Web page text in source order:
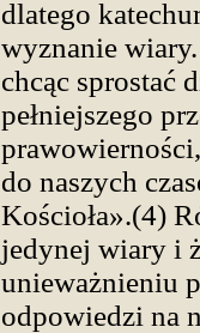
dlatego
wyznanie
chcąc sprostać
pełniejszego
do naszych
Kościoła».(4)
jedynej wiary i
unieważnieniu
odpowiedzi na